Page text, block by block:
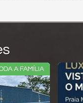
A FAMÍLIA